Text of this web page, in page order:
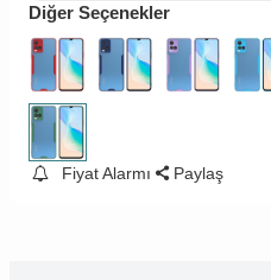
Diğer Seçenekler
Fiyat Alarmı Paylaş